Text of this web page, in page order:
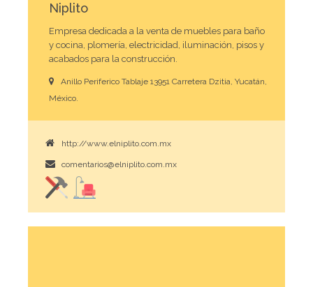
Niplito
Empresa dedicada a la venta de muebles para baño
y cocina, plomería, electricidad, iluminación, pisos y
acabados para la construcción.
Anillo Periferico Tablaje 13951 Carretera Dzitia, Yucatán,
México.
http://www.elniplito.com.mx
comentarios@elniplito.com.mx